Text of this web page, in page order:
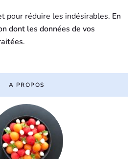
pour réduire les indésirables. En
dont les données de vos
.
A PROPOS